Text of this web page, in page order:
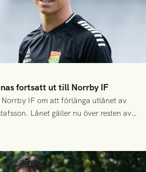
fortsatt ut till Norrby IF
Norrby IF om att förlänga utlånet av
Lånet gäller nu över resten av